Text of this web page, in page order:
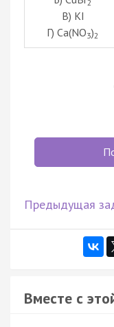
2
В) KI
Г) Ca(NO3)2
Предыдущая
Вместе с